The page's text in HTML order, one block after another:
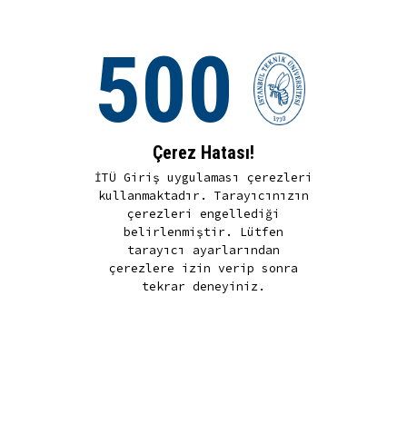
500
Çerez Hatası!
İTÜ Giriş uygulaması çerezleri
kullanmaktadır. Tarayıcınızın
çerezleri engellediği
belirlenmiştir. Lütfen
tarayıcı ayarlarından
çerezlere izin verip sonra
tekrar deneyiniz.